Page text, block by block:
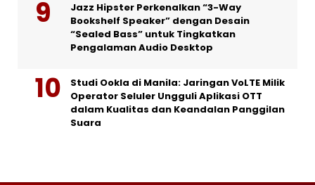
Jazz Hipster Perkenalkan “3-Way
Bookshelf Speaker” dengan Desain
“Sealed Bass” untuk Tingkatkan
Pengalaman Audio Desktop
Studi Ookla di Manila: Jaringan VoLTE Milik
Operator Seluler Ungguli Aplikasi OTT
dalam Kualitas dan Keandalan Panggilan
Suara